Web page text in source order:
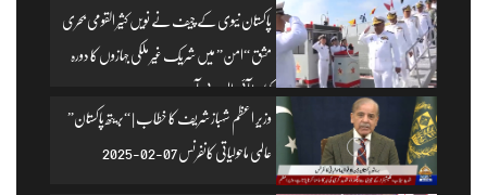
پاکستان نیوی کے چیف نے نویں کثیر القومی بحری
مشق “امن” میں شریک غیر ملکی جہازوں کا دورہ
کیا۔ | آئی ایس پی آر
وزیرِ اعظم شہباز شریف کا خطاب | “بریتھ پاکستان”
عالمی ماحولیاتی کانفرنس 07-02-2025